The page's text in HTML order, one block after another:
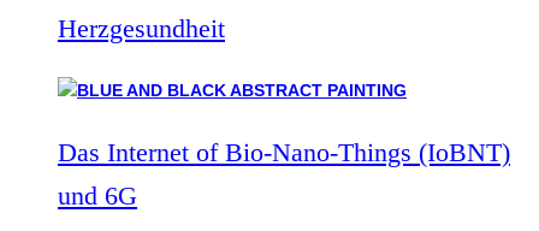
Herzgesundheit
Das Internet of Bio-Nano-Things (IoBNT)
und 6G